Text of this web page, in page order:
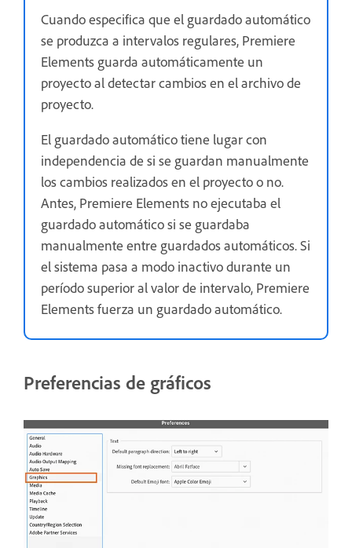
Cuando especifica que el guardado automático
se produzca a intervalos regulares, Premiere
Elements guarda automáticamente un
proyecto al detectar cambios en el archivo de
proyecto.
El guardado automático tiene lugar con
independencia de si se guardan manualmente
los cambios realizados en el proyecto o no.
Antes, Premiere Elements no ejecutaba el
guardado automático si se guardaba
manualmente entre guardados automáticos. Si
el sistema pasa a modo inactivo durante un
período superior al valor de intervalo, Premiere
Elements fuerza un guardado automático.
Preferencias de gráficos